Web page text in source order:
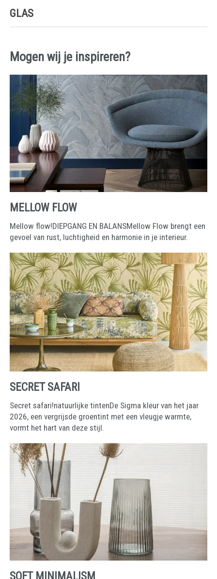
GLAS
Mogen wij je inspireren?
MELLOW FLOW
Mellow flow!DIEPGANG EN BALANSMellow Flow brengt een
gevoel van rust, luchtigheid en harmonie in je interieur.
SECRET SAFARI
Secret safari!natuurlijke tintenDe Sigma kleur van het jaar
2026, een vergrijsde groentint met een vleugje warmte,
vormt het hart van deze stijl.